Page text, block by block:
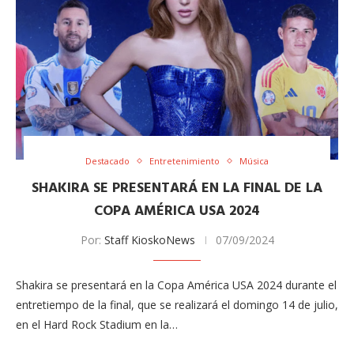
Destacado Entretenimiento Música
SHAKIRA SE PRESENTARÁ EN LA FINAL DE LA
COPA AMÉRICA USA 2024
Por: Staff KioskoNews 07/09/2024
Shakira se presentará en la Copa América USA 2024 durante el
entretiempo de la final, que se realizará el domingo 14 de julio,
en el Hard Rock Stadium en la…